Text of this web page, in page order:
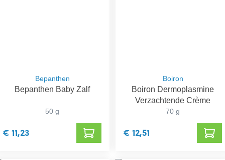
Bepanthen
Bepanthen Baby Zalf
50 g
€ 11,23
Boiron
Boiron Dermoplasmine
Verzachtende Crème
70 g
€ 12,51